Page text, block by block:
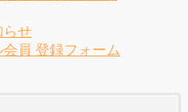
らせ
員 登録フォーム